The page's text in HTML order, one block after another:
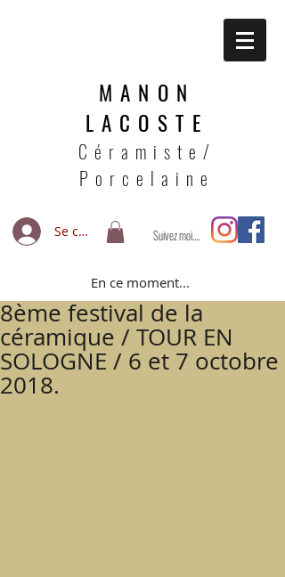
MANON
LACOSTE
Céramiste/
Porcelaine
Se connecter Suivez moi....
En ce moment...
8ème festival de la
céramique / TOUR EN
SOLOGNE / 6 et 7 octobre
2018.